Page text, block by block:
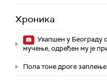
Хроника
Ухапшен у Београду
мучење, одређен му је
Пола тоне дроге